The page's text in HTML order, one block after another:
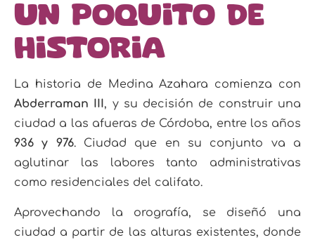
Un poquito de
historia
La historia de Medina Azahara comienza con
Abderraman III, y su decisión de construir una
ciudad a las afueras de Córdoba, entre los años
936 y 976. Ciudad que en su conjunto va a
aglutinar las labores tanto administrativas
como residenciales del califato.
Aprovechando la orografía, se diseñó una
ciudad a partir de las alturas existentes, donde